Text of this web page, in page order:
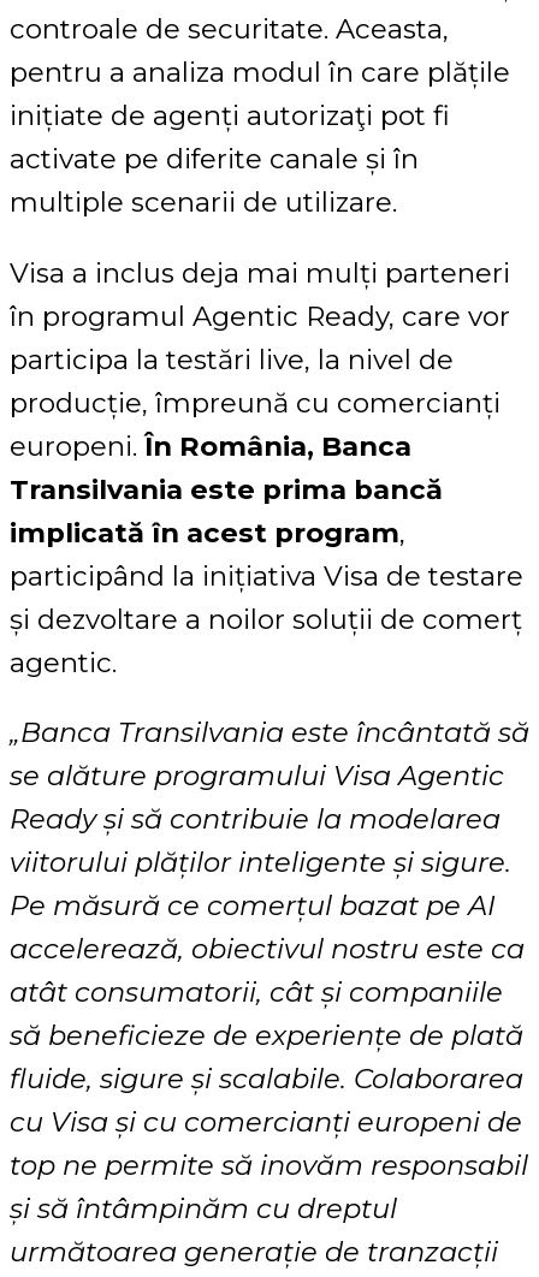
controale de securitate. Aceasta,
pentru a analiza modul în care plățile
inițiate de agenți autorizaţi pot fi
activate pe diferite canale și în
multiple scenarii de utilizare.
Visa a inclus deja mai mulți parteneri
în programul Agentic Ready, care vor
participa la testări live, la nivel de
producție, împreună cu comercianți
europeni.În România, Banca
Transilvania este prima bancă
implicată în acest program,
participând la inițiativa Visa de testare
și dezvoltare a noilor soluții de comerț
agentic.
„Banca Transilvania este încântată să
se alăture programului Visa Agentic
Ready și să contribuie la modelarea
viitorului plăților inteligente și sigure.
Pe măsură ce comerțul bazat pe AI
accelerează, obiectivul nostru este ca
atât consumatorii, cât și companiile
să beneficieze de experiențe de plată
fluide, sigure și scalabile. Colaborarea
cu Visa și cu comercianți europeni de
top ne permite să inovăm responsabil
și să întâmpinăm cu dreptul
următoarea generație de tranzacții